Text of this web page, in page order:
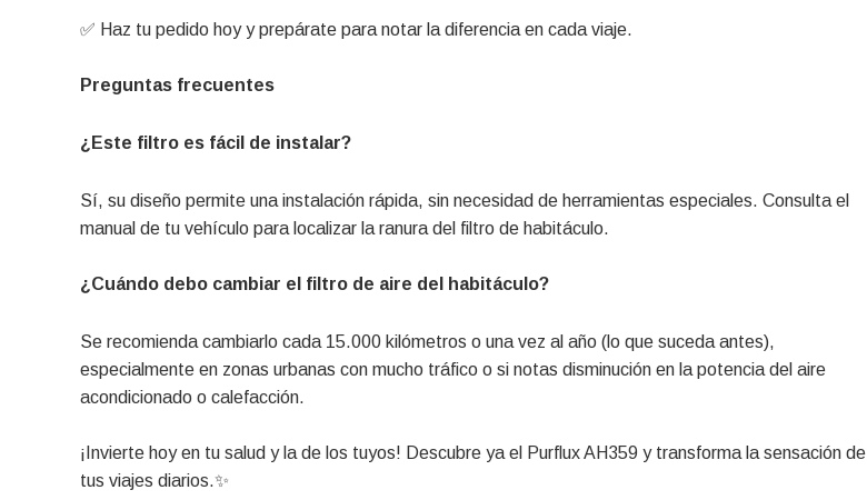
✅ Haz tu pedido hoy y prepárate para notar la diferencia en cada viaje.
Preguntas frecuentes
¿Este filtro es fácil de instalar?
Sí, su diseño permite una instalación rápida, sin necesidad de herramientas especiales. Consulta el
manual de tu vehículo para localizar la ranura del filtro de habitáculo.
¿Cuándo debo cambiar el filtro de aire del habitáculo?
Se recomienda cambiarlo cada 15.000 kilómetros o una vez al año (lo que suceda antes),
especialmente en zonas urbanas con mucho tráfico o si notas disminución en la potencia del aire
acondicionado o calefacción.
¡Invierte hoy en tu salud y la de los tuyos! Descubre ya el Purflux AH359 y transforma la sensación de
tus viajes diarios.✨